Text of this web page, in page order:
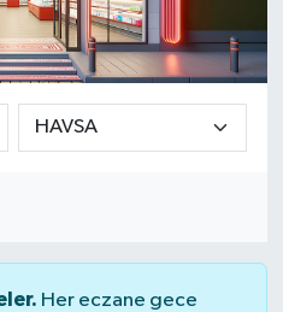
Her eczane gece